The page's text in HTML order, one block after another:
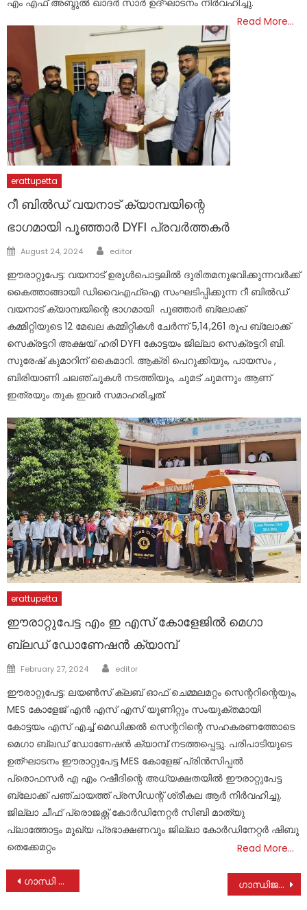
Read More…
erattupetta
റീ ബിൽഡ് വയനാട് ക്യാമ്പയിന്റെ
ഭാഗമായി പൂഞ്ഞാർ DYFI പ്രവർത്തകർ
Posted
August 24, 2024 Author
editor
ഈരാറ്റുപേട്ട: വയനാട് ഉരുൾപൊട്ടലിൽ ദുരിതമനുഭവിക്കുന്നവർക്ക്
കൈത്താങ്ങായി ഡിവൈഎഫ്ഐ സംഘടിപ്പിക്കുന്ന റീ ബിൽഡ്
വയനാട് ക്യാമ്പയിന്റെ ഭാഗമായി പൂഞ്ഞാർ ബ്ലോക്ക്
കമ്മിറ്റിയുടെ 12 മേഖല കമ്മിറ്റികൾ ചേർന്ന് 5,14,261 രൂപ ബ്ലോക്ക്
സെക്രട്ടറി അക്ഷയ് ഹരി DYFI കോട്ടയം ജില്ലാ സെക്രട്ടറി ബി.
സുരേഷ് കുമാറിന് കൈമാറി. ആക്രി പെറുക്കിയും, പായസം ,
ബിരിയാണി ചലഞ്ചുകൾ നടത്തിയും, ചുമട് ചുമന്നും ആണ്
ഇത്രയും തുക ഇവർ സമാഹരിച്ചത്.
erattupetta
ഈരാറ്റുപേട്ട എം ഇ എസ് കോളേജിൽ മെഗാ
ബ്ലഡ്‌ ഡോണേഷൻ ക്യാമ്പ്
Posted
February 27, 2024 Author
editor
ഈരാറ്റുപേട്ട: ലയൺസ് ക്ലബ്‌ ഓഫ് ചെമ്മലമറ്റം സെന്ററിന്റെയും,
MES കോളേജ് എൻ എസ് എസ് യൂണിറ്റും സംയുക്തമായി
കോട്ടയം എസ് എച്ച് മെഡിക്കൽ സെന്ററിന്റെ സഹകരണത്തോടെ
മെഗാ ബ്ലഡ്‌ ഡോണേഷൻ ക്യാമ്പ് നടത്തപ്പെട്ടു. പരിപാടിയുടെ
ഉത്ഘാടനം ഈരാറ്റുപേട്ട MES കോളേജ് പ്രിൻസിപ്പൽ
പ്രൊഫസർ എ എം റഷീദിന്റെ അധ്യക്ഷതയിൽ ഈരാറ്റുപേട്ട
ബ്ലോക്ക്‌ പഞ്ചായത്ത്‌ പ്രസിഡന്റ് ശ്രീകല ആർ നിർവഹിച്ചു.
ജില്ലാ ചീഫ് പ്രൊജക്റ്റ്‌ കോർഡിനേറ്റർ സിബി മാത്യു
പ്ലാത്തോട്ടം മുഖ്യ പ്രഭാക്ഷണവും ജില്ലാ കോർഡിനേറ്റർ ഷിബു
തെക്കേമറ്റം
Read More…
Post
ഗാന്ധി വന്ദനവുമായി അരുവിത്തുറ സെൻറ് ജോർജ് കോളേജ് ഗാന്ധിജയന്തി ദിനത്തിൽ സുഹൃദ റസിഡൻസ് അസോസിയേഷന്റെ നേതൃത്വത്തിൽ ബസ് കാത്തിരിപ്പുകേന്ദ്രം വൃത്തിയാക്കി